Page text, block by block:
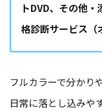
トDVD、その他
格診断サービス（
フルカラーで分かり
日常に落とし込みや